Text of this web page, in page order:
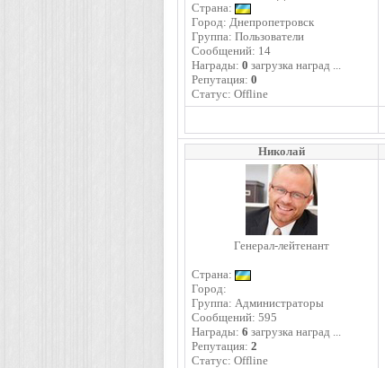
Страна:
Город: Днепропетровск
Группа: Пользователи
Сообщений: 14
Награды: 0 загрузка наград ...
Репутация: 0
Статус: Offline
Николай
Генерал-лейтенант
Страна:
Город:
Группа: Администраторы
Сообщений: 595
Награды: 6 загрузка наград ...
Репутация: 2
Статус: Offline